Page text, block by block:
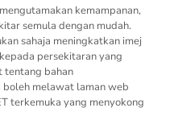
kemampanan,
semula dengan mudah.
sahaja meningkatkan imej
persekitaran yang
tentang bahan
boleh melawat laman web
terkemuka yang menyokong